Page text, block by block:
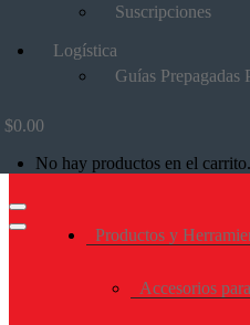
Suscripciones
Logística
Guías Prepagadas
$0.00
No hay productos en el carrito.
Productos y
Accesorios